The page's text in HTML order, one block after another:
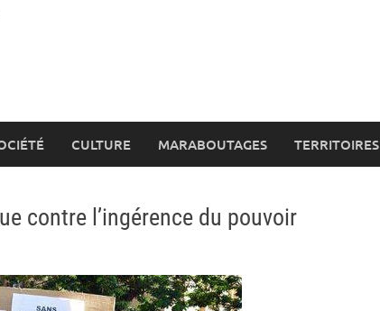
CULTURE MARABOUTAGES TERRITOIRES
contre l’ingérence du pouvoir